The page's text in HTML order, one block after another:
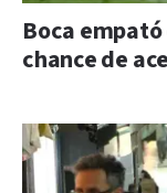
Boca empató
chance de